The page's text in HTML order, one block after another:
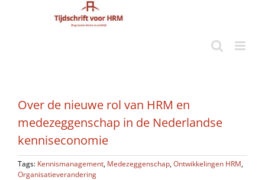
Over de nieuwe rol van HRM en
medezeggenschap in de Nederlandse
kenniseconomie
Tags: Kennismanagement, Medezeggenschap,Ontwikkelingen HRM,
Organisatieverandering